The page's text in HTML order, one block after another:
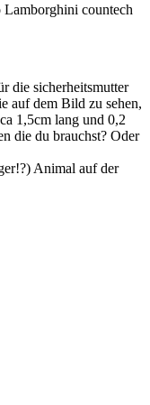
countech
die sicherheitsmutter
auf dem Bild zu sehen,
1,5cm lang und 0,2
die du brauchst? Oder
Animal auf der